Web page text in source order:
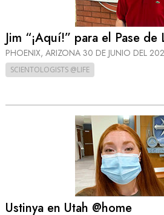
Jim “¡Aquí!” para el Pase de
PHOENIX, ARIZONA 30 DE JUNIO DEL
SCIENTOLOGISTS @LIFE
Ustinya en Utah @home